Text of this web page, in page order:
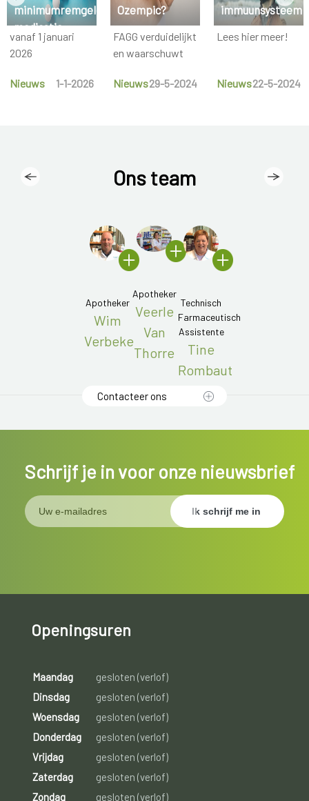
minimumremgeld
medicatie
vanaf 1 januari
2026
Nieuws 1-1-2026
Ozempic?
FAGG verduidelijkt
en waarschuwt
Nieuws29-5-2024
immuunsysteem
Lees hier meer!
Nieuws22-5-2024
Ons team
Apotheker
Wim
Verbeke
Apotheker
Veerle
Van
Thorre
Technisch
Farmaceutisch
Assistente
Tine
Rombaut
Contacteer ons
Schrijf je in voor onze nieuwsbrief
Openingsuren
Maandag
gesloten (verlof)
Dinsdag
gesloten (verlof)
Woensdag
gesloten (verlof)
Donderdag
gesloten (verlof)
Vrijdag
gesloten (verlof)
Zaterdag
gesloten (verlof)
Zondag
gesloten (verlof)